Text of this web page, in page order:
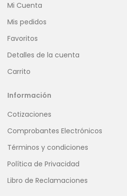
Mi Cuenta
Mis pedidos
Favoritos
Detalles de la cuenta
Carrito
Información
Cotizaciones
Comprobantes Electrónicos
Términos y condiciones
Política de Privacidad
Libro de Reclamaciones